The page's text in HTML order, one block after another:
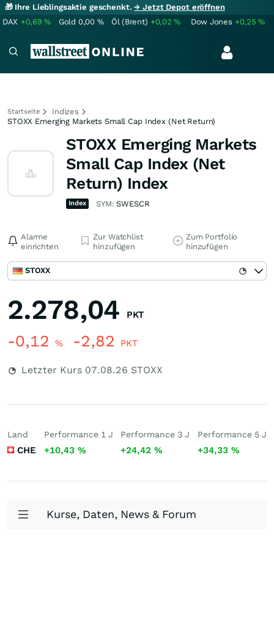
🎁 Ihre Lieblingsaktie geschenkt.→ Jetzt Depot eröffnen
DAX +0,69% Gold 0,00 % Öl (Brent) +0,02% Dow Jones +0,25%
Startseite
Indizes
STOXX Emerging Markets Small Cap Index (Net Return)
STOXX Emerging Markets
Small Cap Index (Net
Return) Index
Index SYM:SWESCR
Alarme
einrichten
Zur Watchlist
hinzufügen
Zum Portfolio
hinzufügen
STOXX
2.278,04 PKT
-0,12 % -2,82 PKT
Letzter Kurs 07.08.26 STOXX
Land
CHE
Performance 1 J
+10,43 %
Performance 3 J
+24,42%
Performance 5 J
+34,33 %
Kurse, Daten, News & Forum